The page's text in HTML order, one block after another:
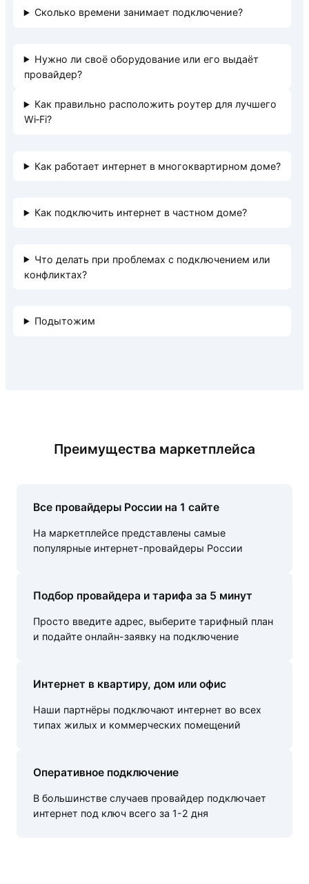
Сколько времени занимает подключение?
Нужно ли своё оборудование или его выдаёт
провайдер?
Как правильно расположить роутер для лучшего
Wi‑Fi?
Как работает интернет в многоквартирном доме?
Как подключить интернет в частном доме?
Что делать при проблемах с подключением или
конфликтах?
Подытожим
Преимущества маркетплейса
Все провайдеры России на 1 сайте
На маркетплейсе представлены самые
популярные интернет-провайдеры России
Подбор провайдера и тарифа за 5 минут
Просто введите адрес, выберите тарифный план
и подайте онлайн-заявку на подключение
Интернет в квартиру, дом или офис
Наши партнёры подключают интернет во всех
типах жилых и коммерческих помещений
Оперативное подключение
В большинстве случаев провайдер подключает
интернет под ключ всего за 1-2 дня